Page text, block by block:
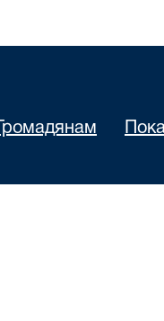
Громадянам